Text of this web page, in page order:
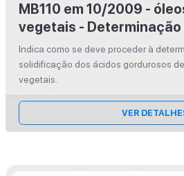
MB110 em 10/2009 - óleos e gorduras
vegetais - Determinação
solidificação dos ácidos
Indica como se deve proceder à
solidificação dos ácidos gordurosos
vegetais.
VER